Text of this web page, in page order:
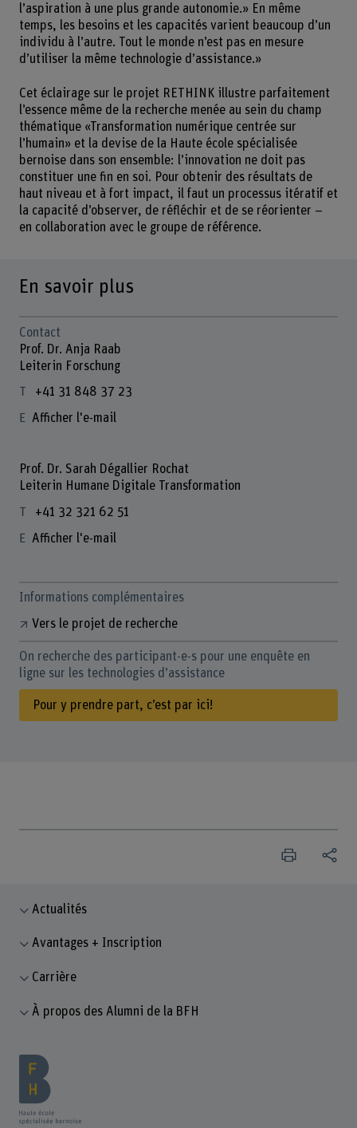
l’aspiration à une plus grande autonomie.» En même
temps, les besoins et les capacités varient beaucoup d’un
individu à l’autre. Tout le monde n’est pas en mesure
d’utiliser la même technologie d’assistance.»
Cet éclairage sur le projet RETHINK illustre parfaitement
l’essence même de la recherche menée au sein du champ
thématique «Transformation numérique centrée sur
l’humain» et la devise de la Haute école spécialisée
bernoise dans son ensemble: l’innovation ne doit pas
constituer une fin en soi. Pour obtenir des résultats de
haut niveau et à fort impact, il faut un processus itératif et
la capacité d’observer, de réfléchir et de se réorienter –
en collaboration avec le groupe de référence.
En savoir plus
Contact
Prof. Dr. Anja Raab
Leiterin Forschung
+41 31 848 37 23
Afficher l'e-mail
Prof. Dr. Sarah Dégallier Rochat
Leiterin Humane Digitale Transformation
+41 32 321 62 51
Afficher l'e-mail
Informations complémentaires
Vers le projet de recherche
On recherche des participant-e-s pour une enquête en
ligne sur les technologies d’assistance
Pour y prendre part, c’est par ici!
Actualités
Avantages + Inscription
Carrière
À propos des Alumni de la BFH